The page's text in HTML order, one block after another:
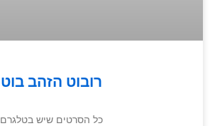
רובוט הזהב בוט
כל הסרטים שיש בטלגרם